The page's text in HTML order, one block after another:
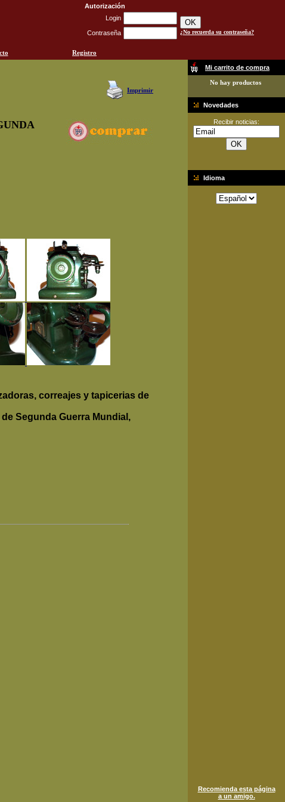
Autorización
Login
Contraseña ¿No recuerda su contraseña?
Registro
Imprimir
correajes y tapicerias de
Segunda Guerra Mundial,
Mi carrito de compra
No hay productos
Novedades
Recibir noticias:
Idioma
Recomienda esta página
a un amigo.